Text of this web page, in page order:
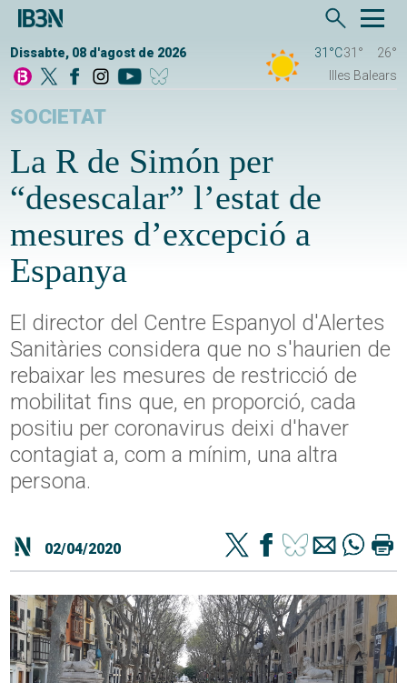
Dissabte, 08 d'agost de 2026 31°C31°
26°
Illes Balears
SOCIETAT
La R de Simón per
“desescalar” l’estat de
mesures d’excepció a
Espanya
El director del Centre Espanyol d'Alertes
Sanitàries considera que no s'haurien de
rebaixar les mesures de restricció de
mobilitat fins que, en proporció, cada
positiu per coronavirus deixi d'haver
contagiat a, com a mínim, una altra
persona.
02/04/2020